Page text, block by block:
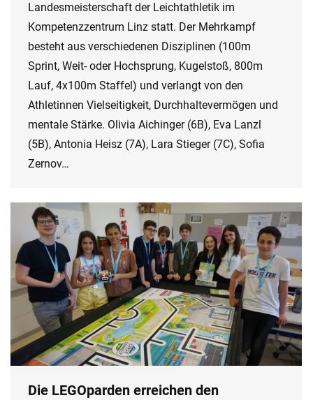
Landesmeisterschaft der Leichtathletik im
Kompetenzzentrum Linz statt. Der Mehrkampf
besteht aus verschiedenen Disziplinen (100m
Sprint, Weit- oder Hochsprung, Kugelstoß, 800m
Lauf, 4x100m Staffel) und verlangt von den
Athletinnen Vielseitigkeit, Durchhaltevermögen und
mentale Stärke. Olivia Aichinger (6B), Eva Lanzl
(5B), Antonia Heisz (7A), Lara Stieger (7C), Sofia
Zernov…
Die LEGOparden erreichen den